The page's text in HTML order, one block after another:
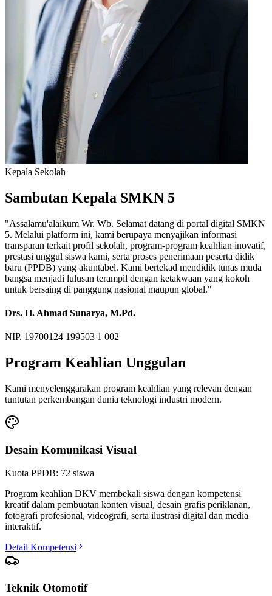
Kepala Sekolah
Sambutan Kepala SMKN 5
"Assalamu'alaikum Wr. Wb. Selamat datang di portal digital SMKN
5. Melalui platform ini, kami berupaya menyajikan informasi
transparan terkait profil sekolah, program-program keahlian inovatif,
prestasi unggul siswa kami, serta proses penerimaan peserta didik
baru (PPDB) yang akuntabel. Kami bertekad mendidik tunas muda
bangsa menjadi lulusan terampil dengan ketakwaan yang kokoh
untuk bersaing di panggung nasional maupun global."
Drs. H. Ahmad Sunarya, M.Pd.
NIP. 19700124 199503 1 002
Program Keahlian Unggulan
Kami menyelenggarakan program keahlian yang relevan dengan
tuntutan perkembangan dunia teknologi industri modern.
Desain Komunikasi Visual
Kuota PPDB: 72 siswa
Program keahlian DKV membekali siswa dengan kompetensi
kreatif dalam pembuatan konten visual, desain grafis periklanan,
fotografi profesional, videografi, serta ilustrasi digital dan media
interaktif.
Detail Kompetensi
Teknik Otomotif